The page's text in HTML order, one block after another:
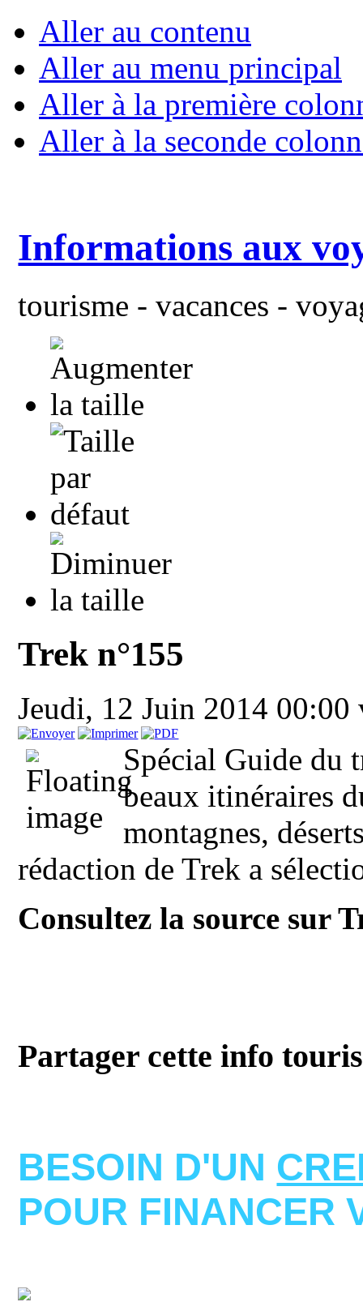
Aller au contenu
Aller au menu principal
Aller à la première
Aller à la seconde
Informations aux
tourisme - vacances -
Trek n°155
Jeudi, 12 Juin 2014 00:00
Spécial Guide du
beaux itinéraires
montagnes,
rédaction de Trek a
Consultez la source sur
Partager cette info
BESOIN D'UN
POUR FINANCER